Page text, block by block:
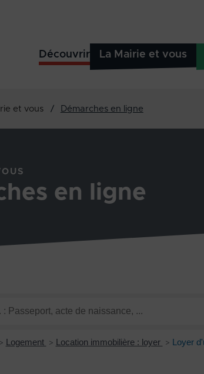
Découvrir La Mairie et vous
et vous / Démarches en ligne
en ligne
> Logement > Location immobilière : loyer > Loyer